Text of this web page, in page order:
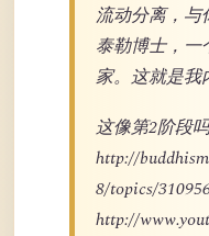
流动分离，与
泰勒博士，一
家。这就是我
这像第2阶段
http://
8/topics/
http://